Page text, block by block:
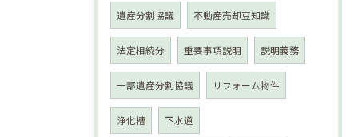
遺産分割協議 不動産売却豆知識
法定相続分 重要事項説明 説明義務
一部遺産分割協議 リフォーム物件
浄化槽 下水道